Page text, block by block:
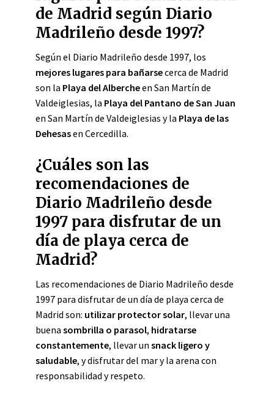
de Madrid según Diario
Madrileño desde 1997?
Según el Diario Madrileño desde 1997, los
mejores lugares para bañarsecerca de Madrid
son la Playa del Albercheen San Martín de
Valdeiglesias, la Playa del Pantano de San Juan
en San Martín de Valdeiglesias y la Playa de las
Dehesasen Cercedilla.
¿Cuáles son las
recomendaciones de
Diario Madrileño desde
1997 para disfrutar de un
día de playa cerca de
Madrid?
Las recomendaciones de Diario Madrileño desde
1997 para disfrutar de un día de playa cerca de
Madrid son: utilizar protector solar, llevar una
buena sombrilla o parasol, hidratarse
constantemente, llevar un snack ligero y
saludable, y disfrutar del mar y la arena con
responsabilidad y respeto.